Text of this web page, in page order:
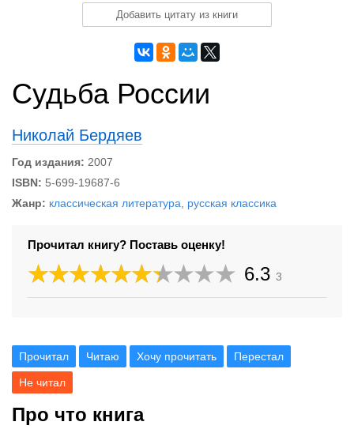
Добавить цитату из книги
Судьба России
Николай Бердяев
Год издания: 2007
ISBN: 5-699-19687-6
Жанр: классическая литература русская классика
Прочитал книгу? Поставь оценку!
6.3 3
Прочитал Читаю Хочу прочитать Перестал
Не читал
Про что книга